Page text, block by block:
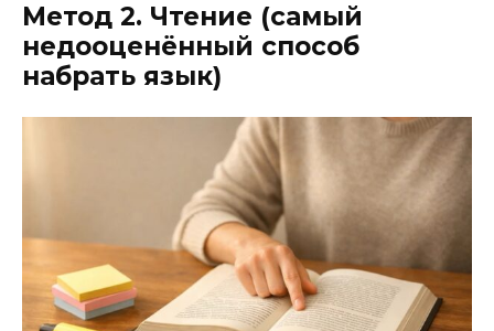
Метод 2. Чтение (самый
недооценённый способ
набрать язык)